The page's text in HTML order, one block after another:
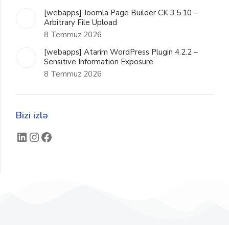
[webapps] Joomla Page Builder CK 3.5.10 –
Arbitrary File Upload
8 Temmuz 2026
[webapps] Atarim WordPress Plugin 4.2.2 –
Sensitive Information Exposure
8 Temmuz 2026
Bizi izlə